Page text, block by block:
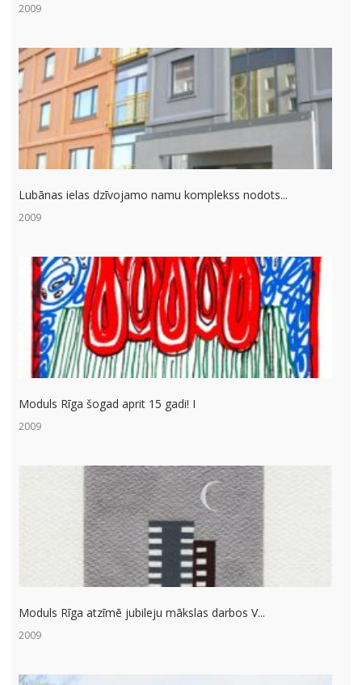
2009
Lubānas ielas dzīvojamo namu komplekss nodots...
2009
Moduls Rīga šogad aprit 15 gadi! I
2009
Moduls Rīga atzīmē jubileju mākslas darbos V...
2009